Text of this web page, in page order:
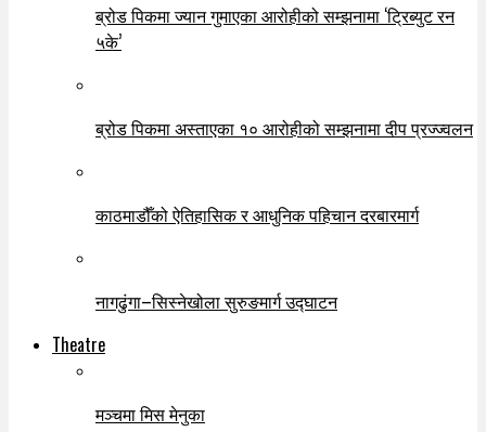
ब्रोड पिकमा ज्यान गुमाएका आरोहीको सम्झनामा ‘ट्रिब्युट रन
५के’
ब्रोड पिकमा अस्ताएका १० आरोहीको सम्झनामा दीप प्रज्ज्वलन
काठमाडौँको ऐतिहासिक र आधुनिक पहिचान दरबारमार्ग
नागढुंगा–सिस्नेखोला सुरुङमार्ग उद्घाटन
Theatre
मञ्चमा मिस मेनुका